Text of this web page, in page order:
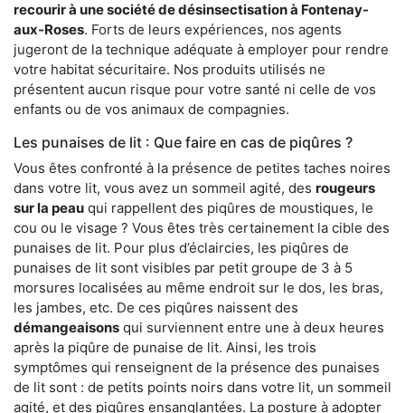
recourir à une société de désinsectisation à Fontenay-
aux-Roses. Forts de leurs expériences, nos agents
jugeront de la technique adéquate à employer pour rendre
votre habitat sécuritaire. Nos produits utilisés ne
présentent aucun risque pour votre santé ni celle de vos
enfants ou de vos animaux de compagnies.
Les punaises de lit : Que faire en cas de piqûres ?
Vous êtes confronté à la présence de petites taches noires
dans votre lit, vous avez un sommeil agité, des rougeurs
sur la peau qui rappellent des piqûres de moustiques, le
cou ou le visage ? Vous êtes très certainement la cible des
punaises de lit. Pour plus d’éclaircies, les piqûres de
punaises de lit sont visibles par petit groupe de 3 à 5
morsures localisées au même endroit sur le dos, les bras,
les jambes, etc. De ces piqûres naissent des
démangeaisons qui surviennent entre une à deux heures
après la piqûre de punaise de lit. Ainsi, les trois
symptômes qui renseignent de la présence des punaises
de lit sont : de petits points noirs dans votre lit, un sommeil
agité, et des piqûres ensanglantées. La posture à adopter